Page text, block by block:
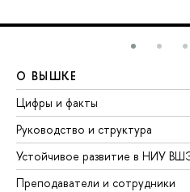
О ВЫШКЕ
Цифры и факты
Руководство и структура
Устойчивое развитие в НИУ
Преподаватели и сотрудники